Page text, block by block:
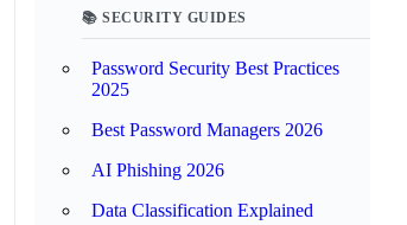
📚 SECURITY GUIDES
Password Security Best Practices
2025
Best Password Managers 2026
AI Phishing 2026
Data Classification Explained